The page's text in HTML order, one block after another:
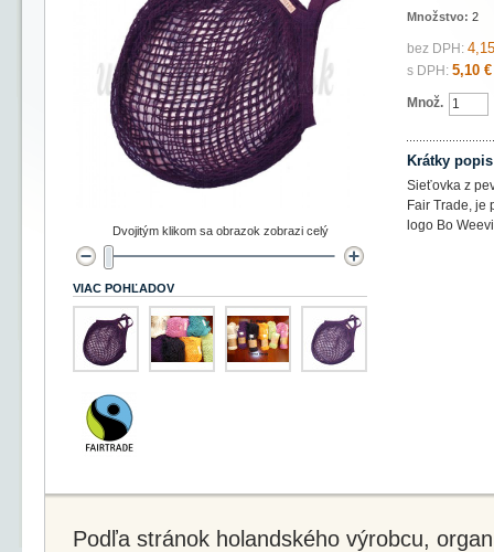
Množstvo: 2
bez DPH:
s DPH: 5,10 €
Množ.
Krátky popis
Sieťovka z
Fair Trade, je
logo Bo
Dvojitým klikom sa obrazok zobrazi celý
VIAC POHĽADOV
Podľa stránok holandského výrobcu,